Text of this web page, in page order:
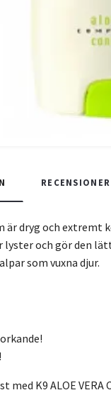
RECENSIONER
är dryg och extremt
lyster och gör den
som vuxna djur.
med K9 ALOE